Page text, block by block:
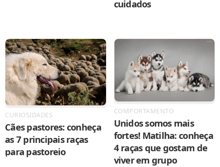
cuidados
CURIOSIDADES
Cães pastores: conheça
as 7 principais raças
para pastoreio
COMPORTAMENTO
Unidos somos mais
fortes! Matilha: conheça
4 raças que gostam de
viver em grupo